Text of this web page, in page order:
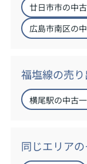
廿日市市の中
広島市南区の
福塩線の売
横尾駅の中古
同じエリア